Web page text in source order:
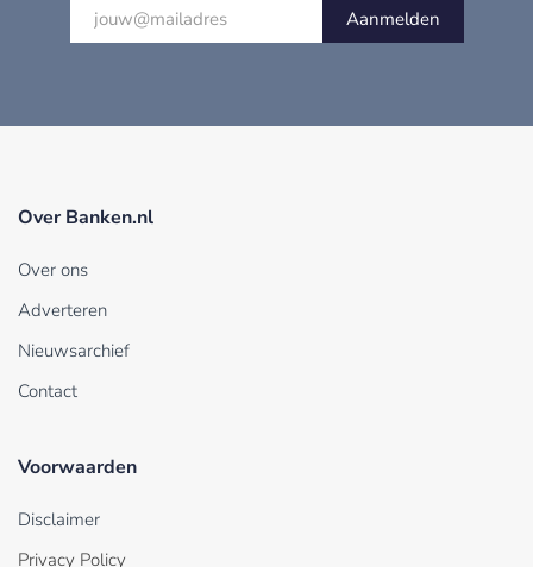
Aanmelden
Over Banken.nl
Over ons
Adverteren
Nieuwsarchief
Contact
Voorwaarden
Disclaimer
Privacy Policy